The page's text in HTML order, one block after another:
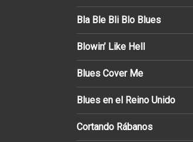
Bla Ble Bli Blo Blues
Blowin’ Like Hell
Blues Cover Me
Blues en el Reino Unido
Cortando Rábanos